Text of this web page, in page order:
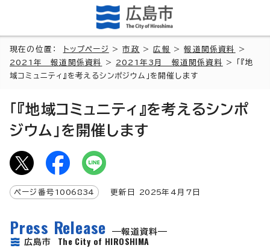
現在の位置： トップページ >市政 >広報 >報道関係資料
>
2021年 報道関係資料
> 2021年3月 報道関係資料
> 「『地
域コミュニティ』を考えるシンポジウム」を開催します
「『地域コミュニティ』を考えるシンポ
ジウム」を開催します
ページ番号 1006834 更新日 2025年4月7日
Press Release
報道資料
広島市 The City of HIROSHIMA